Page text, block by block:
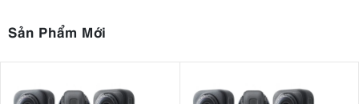
Sản Phẩm Mới